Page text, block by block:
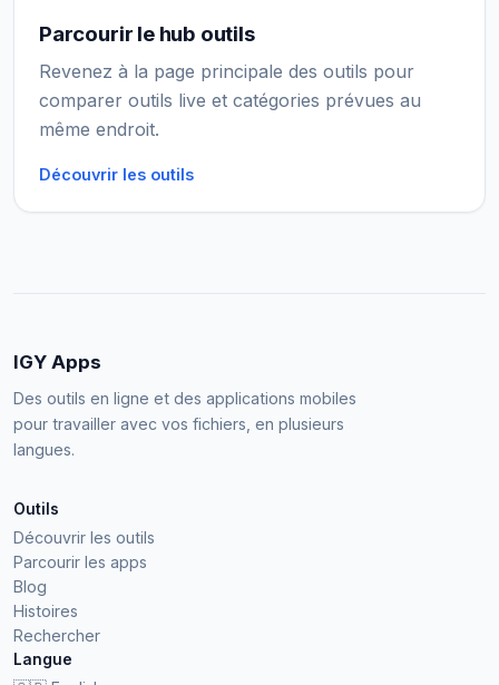
Parcourir le hub outils
Revenez à la page principale des outils pour
comparer outils live et catégories prévues au
même endroit.
Découvrir les outils
IGY Apps
Des outils en ligne et des applications mobiles
pour travailler avec vos fichiers, en plusieurs
langues.
Outils
Découvrir les outils
Parcourir les apps
Blog
Histoires
Rechercher
Langue